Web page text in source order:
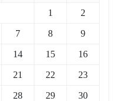
1 2
7 8 9
14 15 16
21 22 23
28 29 30